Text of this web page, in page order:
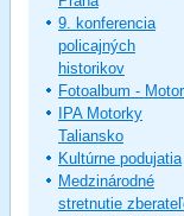
9. konferencia
policajných
historikov
Fotoalbum -
IPA Motorky
Taliansko
Kultúrne podujatia
Medzinárodné
stretnutie